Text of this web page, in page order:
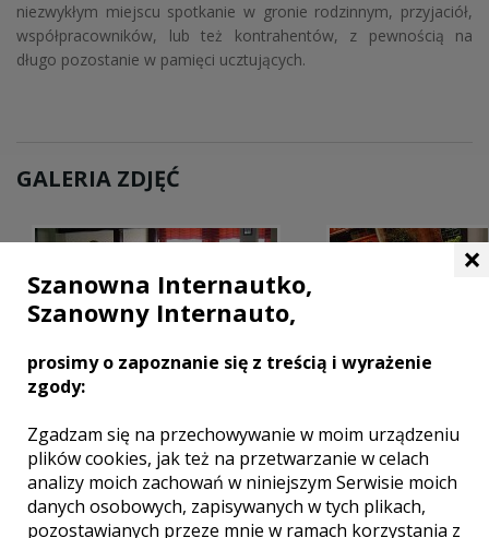
niezwykłym miejscu spotkanie w gronie rodzinnym, przyjaciół,
współpracowników, lub też kontrahentów, z pewnością na
długo pozostanie w pamięci ucztujących.
GALERIA ZDJĘĆ
MIEJSCOWOŚCI W POBLIŻU
×
Szanowna Internautko,
Szanowny Internauto,
prosimy o zapoznanie się z treścią i wyrażenie
zgody:
Zgadzam się na przechowywanie w moim urządzeniu
plików cookies, jak też na przetwarzanie w celach
analizy moich zachowań w niniejszym Serwisie moich
danych osobowych, zapisywanych w tych plikach,
pozostawianych przeze mnie w ramach korzystania z